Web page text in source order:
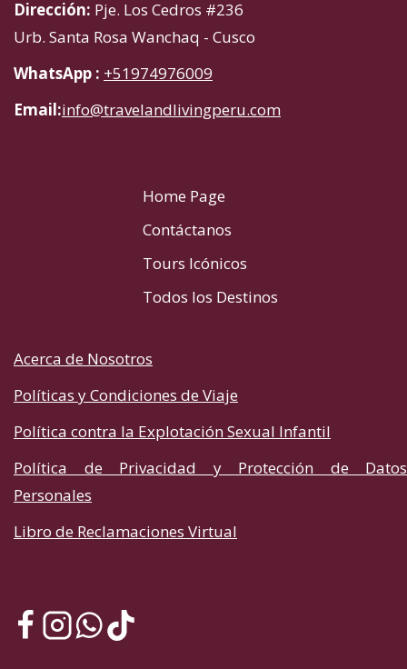
Dirección: Pje. Los Cedros #236
Urb. Santa Rosa Wanchaq - Cusco
WhatsApp : +51974976009
Email:info@travelandlivingperu.com
Home Page
Contáctanos
Tours Icónicos
Todos los Destinos
Acerca de Nosotros
Políticas y Condiciones de Viaje
Política contra la Explotación Sexual Infantil
Política de Privacidad y Protección de Datos
Personales
Libro de Reclamaciones Virtual